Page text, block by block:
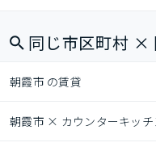
同じ市区町村 ×
朝霞市 の賃貸
朝霞市 × カウンターキッチ